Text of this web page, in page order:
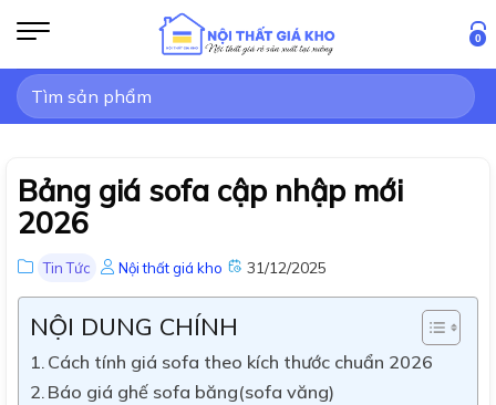
qua
nội
dung
0
Tìm
kiếm:
Bảng giá sofa cập nhập mới
2026
Tin Tức Nội thất giá kho 31/12/2025
NỘI DUNG CHÍNH
Cách tính giá sofa theo kích thước chuẩn 2026
Báo giá ghế sofa băng(sofa văng)